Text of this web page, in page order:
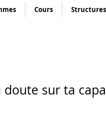
Cours Structures
sur ta